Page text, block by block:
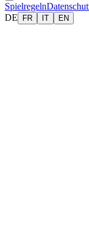
Spielregeln
DE
FR IT EN